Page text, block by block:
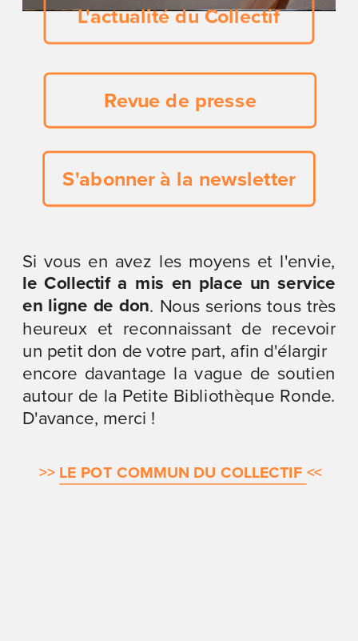
L'actualité du Collectif
Revue de presse
S'abonner à la newsletter
le Collectif a mis en place un service
en ligne de don. Nous serions tous très
heureux et reconnaissant de recevoir
un petit don de votre part, afin d'élargir
encore davantage la vague de soutien
autour de la Petite Bibliothèque Ronde.
D'avance, merci !
>> LE POT COMMUN DU COLLECTIF <<